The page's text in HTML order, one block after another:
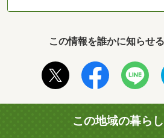
この情報を誰かに知らせ
この地域の暮ら